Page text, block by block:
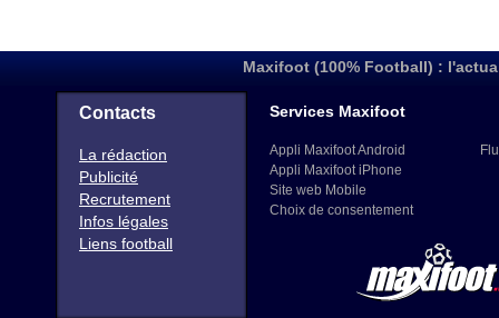
Maxifoot (100% Football) :
Contacts
La rédaction
Publicité
Recrutement
Infos légales
Liens football
Services Maxifoot
Appli Maxifoot Android
Appli Maxifoot iPhone
Site web Mobile
Choix de consentement